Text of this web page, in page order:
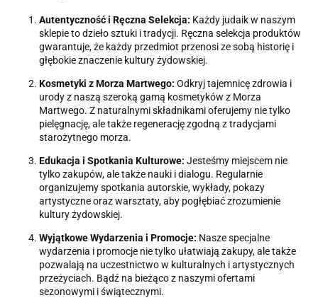
Autentyczność i Ręczna Selekcja: Każdy judaik w naszym
sklepie to dzieło sztuki i tradycji. Ręczna selekcja produktów
gwarantuje, że każdy przedmiot przenosi ze sobą historię i
głębokie znaczenie kultury żydowskiej.
Kosmetyki z Morza Martwego: Odkryj tajemnicę zdrowia i
urody z naszą szeroką gamą kosmetyków z Morza
Martwego. Z naturalnymi składnikami oferujemy nie tylko
pielęgnację, ale także regenerację zgodną z tradycjami
starożytnego morza.
Edukacja i Spotkania Kulturowe: Jesteśmy miejscem nie
tylko zakupów, ale także nauki i dialogu. Regularnie
organizujemy spotkania autorskie, wykłady, pokazy
artystyczne oraz warsztaty, aby pogłębiać zrozumienie
kultury żydowskiej.
Wyjątkowe Wydarzenia i Promocje: Nasze specjalne
wydarzenia i promocje nie tylko ułatwiają zakupy, ale także
pozwalają na uczestnictwo w kulturalnych i artystycznych
przeżyciach. Bądź na bieżąco z naszymi ofertami
sezonowymi i świątecznymi.